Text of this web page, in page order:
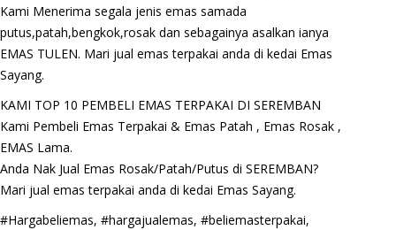
Kami Menerima segala jenis emas samada
putus,patah,bengkok,rosak dan sebagainya asalkan ianya
EMAS TULEN. Mari jual emas terpakai anda di kedai Emas
Sayang.
KAMI TOP 10 PEMBELI EMAS TERPAKAI DI SEREMBAN
Kami Pembeli Emas Terpakai & Emas Patah , Emas Rosak ,
EMAS Lama.
Anda Nak Jual Emas Rosak/Patah/Putus di SEREMBAN?
Mari jual emas terpakai anda di kedai Emas Sayang.
#Hargabeliemas, #hargajualemas, #beliemasterpakai,